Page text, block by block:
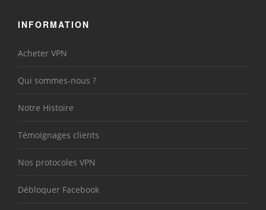
INFORMATION
Acheter VPN
Qui sommes-nous ?
Notre Histoire
Témoignages clients
Nos protocoles VPN
Débloquer Facebook